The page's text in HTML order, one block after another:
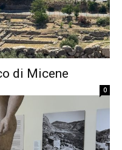
di Micene
0